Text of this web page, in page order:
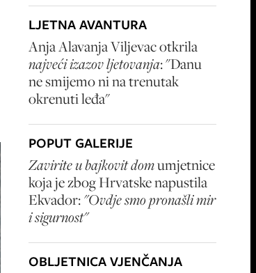
LJETNA AVANTURA
Anja Alavanja Viljevac otkrila
najveći izazov ljetovanja: "Danu
ne smijemo ni na trenutak
okrenuti leđa"
POPUT GALERIJE
Zavirite u bajkovit domumjetnice
koja je zbog Hrvatske napustila
Ekvador:"Ovdje smo pronašli mir
i sigurnost"
OBLJETNICA VJENČANJA